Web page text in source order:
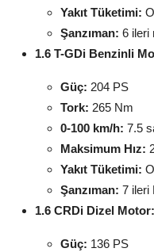
Yakıt Tüketimi:
Şanzıman: 6 ileri
1.6 T-GDi Benzinli
Güç: 204 PS
Tork: 265 Nm
0-100 km/h: 7.5
Maksimum Hız:
Yakıt Tüketimi:
Şanzıman: 7 ileri
1.6 CRDi Dizel Motor:
Güç: 136 PS